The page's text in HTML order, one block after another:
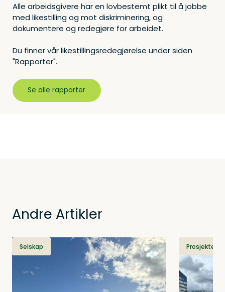
Alle arbeidsgivere har en lovbestemt plikt til å jobbe
med likestilling og mot diskriminering, og
dokumentere og redegjøre for arbeidet.
Du finner vår likestillingsredegjørelse under siden
"Rapporter".
Se alle rapporter
Andre Artikler
Selskap Prosjekter